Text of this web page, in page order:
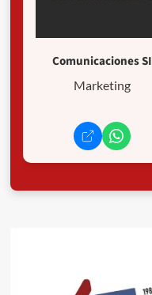
Comunicaciones SI
Marketing